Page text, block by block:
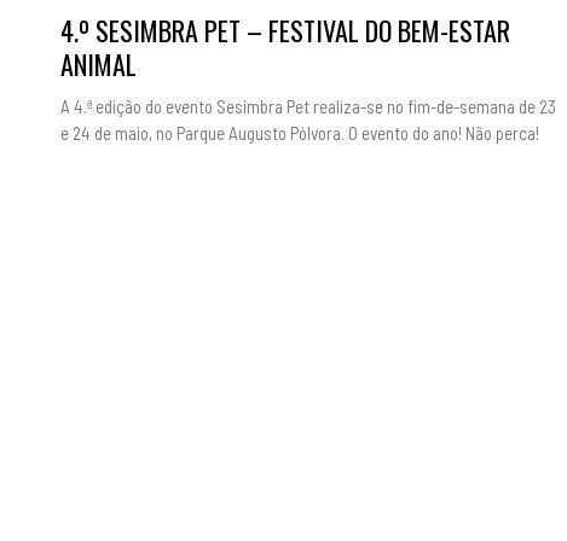
4.º SESIMBRA PET – FESTIVAL DO BEM-ESTAR
ANIMAL
A 4.ª edição do evento Sesimbra Pet realiza-se no fim-de-semana de 23
e 24 de maio, no Parque Augusto Pólvora. O evento do ano! Não perca!